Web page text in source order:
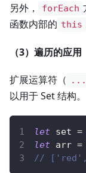
另外， forEach
函数内部的 this
（3）遍历的应用
扩展运算符（ ...
以用于 Set 结构。
let set =
let arr =
// ['red',